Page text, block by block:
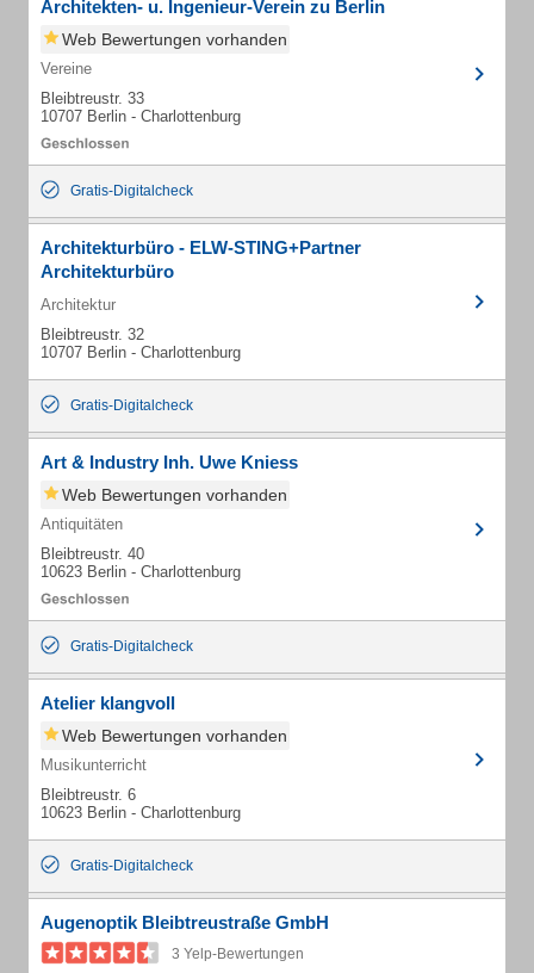
Architekten- u. Ingenieur-Verein zu Berlin
Web Bewertungen vorhanden
Vereine
Bleibtreustr. 33
10707 Berlin - Charlottenburg
Gratis-Digitalcheck
Architekturbüro - ELW-STING+Partner
Architekturbüro
Architektur
Bleibtreustr. 32
10707 Berlin - Charlottenburg
Gratis-Digitalcheck
Art & Industry Inh. Uwe Kniess
Web Bewertungen vorhanden
Antiquitäten
Bleibtreustr. 40
10623 Berlin - Charlottenburg
Gratis-Digitalcheck
Atelier klangvoll
Web Bewertungen vorhanden
Musikunterricht
Bleibtreustr. 6
10623 Berlin - Charlottenburg
Gratis-Digitalcheck
Augenoptik Bleibtreustraße GmbH
3 Yelp-Bewertungen